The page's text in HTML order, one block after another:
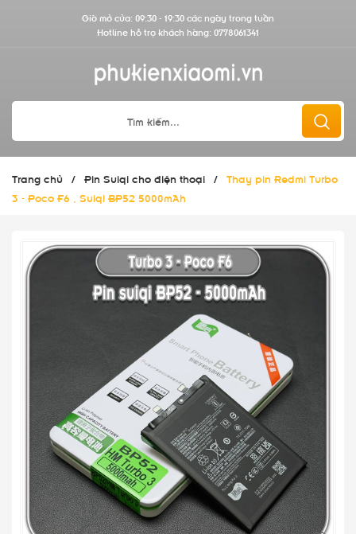
Giờ mở cửa: 09:30 - 19:30 các ngày trong tuần
Hotline hỗ trợ khách hàng: 0778061341
Trang chủ / Pin Suiqi cho điện thoại / Thay pin Redmi Turbo
3 - Poco F6 , Suiqi BP52 5000mAh